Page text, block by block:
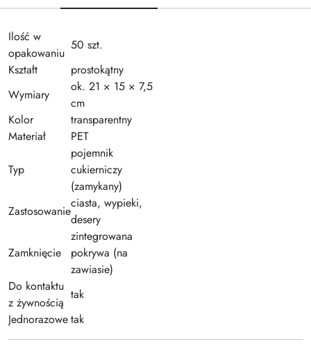
Ilość w
opakowaniu
50 szt.
Kształt
prostokątny
Wymiary
ok. 21 × 15 × 7,5
cm
Kolor
transparentny
Materiał
PET
Typ
pojemnik
cukierniczy
(zamykany)
Zastosowanie
ciasta, wypieki,
desery
Zamknięcie
zintegrowana
pokrywa (na
zawiasie)
Do kontaktu
z żywnością
tak
Jednorazowetak